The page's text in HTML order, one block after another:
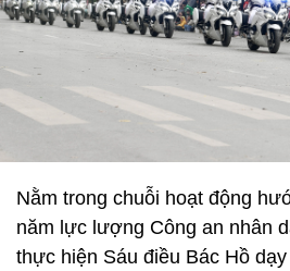
Nằm trong chuỗi hoạt động
năm lực lượng Công an nhân
thực hiện Sáu điều Bác Hồ